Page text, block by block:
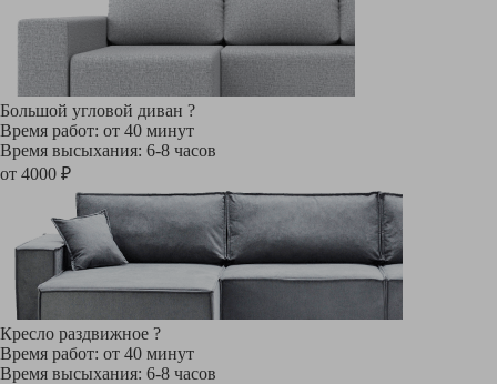
Большой угловой диван ?
Время работ: от 40 минут
Время высыхания: 6-8 часов
от 4000 ₽
Кресло раздвижное ?
Время работ: от 40 минут
Время высыхания: 6-8 часов